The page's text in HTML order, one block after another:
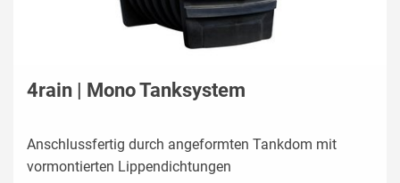
4rain | Mono Tanksystem
Anschlussfertig durch angeformten Tankdom mit
vormontierten Lippendichtungen